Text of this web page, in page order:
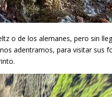
o de los alemanes, pero sin
adentramos, para visitar sus